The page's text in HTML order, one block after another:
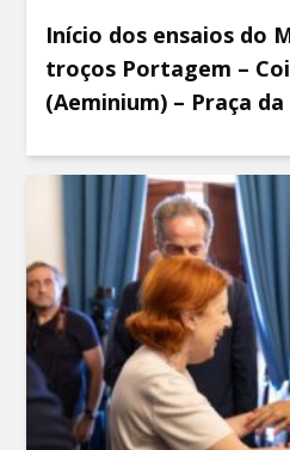
Início dos ensaios do
troços Portagem –
(Aeminium) – Praça da